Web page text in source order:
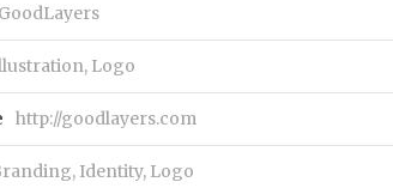
GoodLayers
Logo
http://goodlayers.com
, Identity, Logo